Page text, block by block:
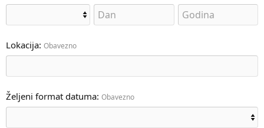
Lokacija Obavezno
Željeni format datuma Obavezno